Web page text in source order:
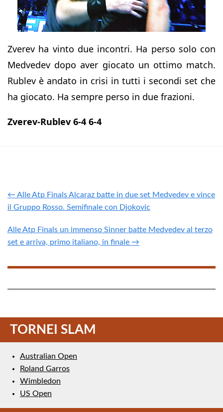
Zverev ha vinto due incontri. Ha perso solo con
Medvedev dopo aver giocato un ottimo match.
Rublev è andato in crisi in tutti i secondi set che
ha giocato. Ha sempre perso in due frazioni.
Zverev-Rublev 6-4 6-4
← Alle Atp Finals Alcaraz batte in due set Medvedev e vince
il Gruppo Rosso. Semifinale con Djokovic
Alle Atp Finals un immenso Sinner batte Medvedev al terzo
set e arriva, primo italiano, in finale →
TORNEI SLAM
Australian Open
Roland Garros
Wimbledon
US Open